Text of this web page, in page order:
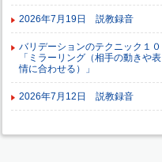
2026年7月19日 説教録音
バリデーションのテクニック１０
「ミラーリング（相手の動きや表
情に合わせる）」
2026年7月12日 説教録音